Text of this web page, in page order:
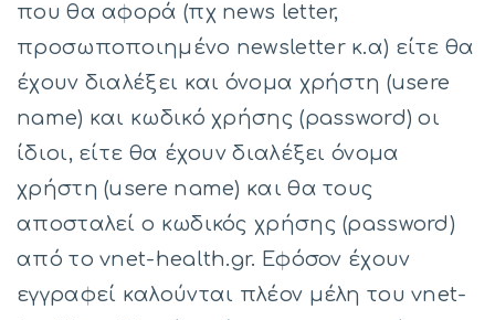
που θα αφορά (πχ news letter,
προσωποποιημένο newsletter κ.α) είτε θα
έχουν διαλέξει και όνομα χρήστη (usere
name) και κωδικό χρήσης (password) οι
ίδιοι, είτε θα έχουν διαλέξει όνομα
χρήστη (usere name) και θα τους
αποσταλεί ο κωδικός χρήσης (password)
από το vnet-health.gr. Εφόσον έχουν
εγγραφεί καλούνται πλέον μέλη του vnet-